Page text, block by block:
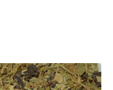
Rango
de